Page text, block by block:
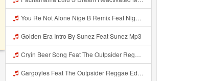
You Re Not Alone Nige B Remix Feat Nige B Mp3
Golden Era Intro By Sunez Feat Sunez Mp3
Cryin Beer Song Feat The Outpsider Reggae Edm Radio Edit Mp3
Gargoyles Feat The Outpsider Reggae Edm Radio Edit Mp3